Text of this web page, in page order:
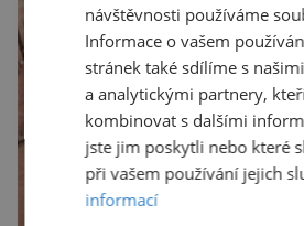
návštěvnosti používáme
Informace o vašem
stránek také sdílíme s
a analytickými partnery,
kombinovat s dalšími
jste jim poskytli nebo které
při vašem používání jejich
informací